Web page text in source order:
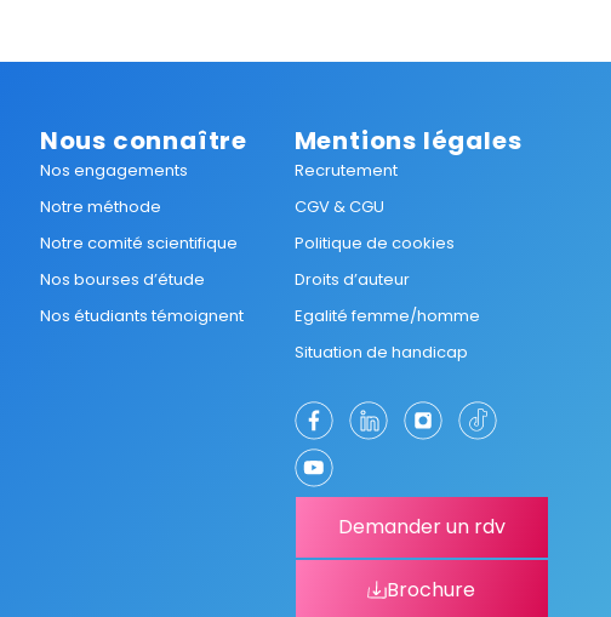
Nous connaître
Nos engagements
Notre méthode
Notre comité scientifique
Nos bourses d’étude
Nos étudiants témoignent
Mentions légales
Recrutement
CGV & CGU
Politique de cookies
Droits d’auteur
Egalité femme/homme
Situation de handicap
Demander un rdv
Brochure